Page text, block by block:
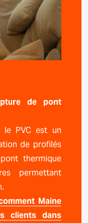
de pont
le PVC est un
de profilés
thermique
permettant
Maine
clients dans